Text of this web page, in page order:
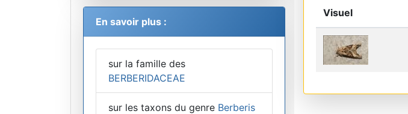
En savoir plus :
sur la famille des
BERBERIDACEAE
sur les taxons du genre Berberis
Visuel